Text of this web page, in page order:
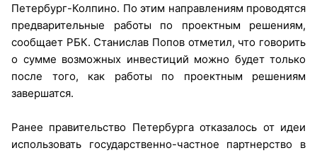
Петербург-Колпино. По этим направлениям проводятся
предварительные работы по проектным решениям,
сообщает РБК. Станислав Попов отметил, что говорить
о сумме возможных инвестиций можно будет только
после того, как работы по проектным решениям
завершатся.
Ранее правительство Петербурга отказалось от идеи
использовать государственно-частное партнерство в